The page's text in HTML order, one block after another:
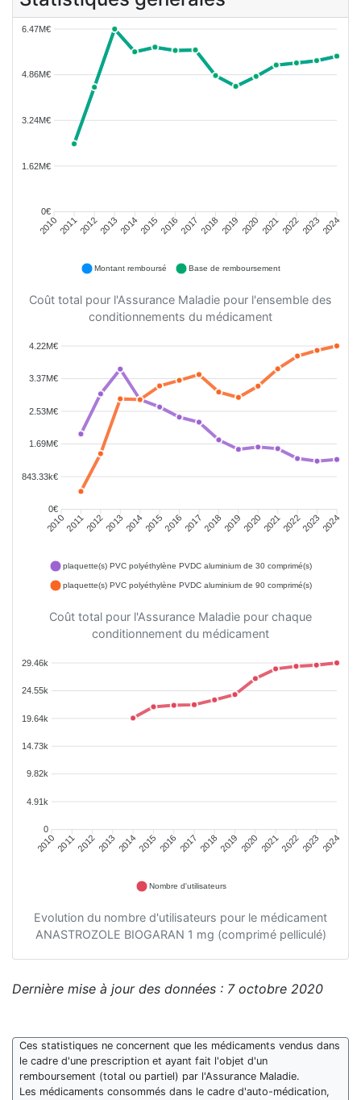
6.47M€
4.86M€
3.24M€
1.62M€
0€
20102011201220132014201520162017 2018 2019 2020 2021202220232024
Montant remboursé Base de remboursement
Coût total pour l'Assurance Maladie pour l'ensemble des
conditionnements du médicament
4.22M€
3.37M€
2.53M€
1.69M€
843.33k€
0€
201020112012201320142015201620172018201920202021202220232024
plaquette(s) PVC polyéthylène PVDC aluminium de 30 comprimé(s)
plaquette(s) PVC polyéthylène PVDC aluminium de 90 comprimé(s)
Coût total pour l'Assurance Maladie pour chaque
conditionnement du médicament
29.46k
24.55k
19.64k
14.73k
9.82k
4.91k
0
2010201120122013 20142015 2016 2017 20182019 2020 202120222023 2024
Nombre d'utilisateurs
Evolution du nombre d'utilisateurs pour le médicament
ANASTROZOLE BIOGARAN 1 mg (comprimé pelliculé)
Dernière mise à jour des données : 7 octobre 2020
Ces statistiques ne concernent que les médicaments vendus dans
le cadre d'une prescription et ayant fait l'objet d'un
remboursement (total ou partiel) par l'Assurance Maladie.
Les médicaments consommés dans le cadre d'auto-médication,